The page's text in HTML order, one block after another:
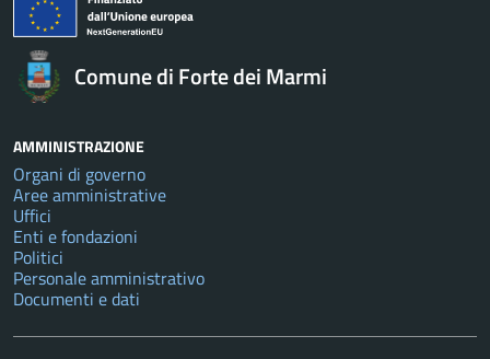
Comune di Forte dei Marmi
AMMINISTRAZIONE
Organi di governo
Aree amministrative
Uffici
Enti e fondazioni
Politici
Personale amministrativo
Documenti e dati